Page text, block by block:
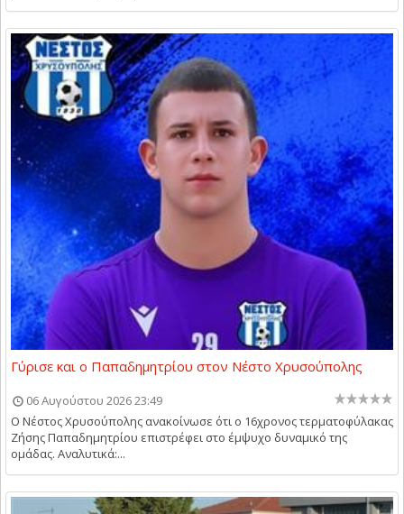
Γύρισε και ο Παπαδημητρίου στον Νέστο Χρυσούπολης
06 Αυγούστου 2026 23:49
Ο Νέστος Χρυσούπολης ανακοίνωσε ότι ο 16χρονος τερματοφύλακας
Ζήσης Παπαδημητρίου επιστρέφει στο έμψυχο δυναμικό της
ομάδας. Αναλυτικά:...